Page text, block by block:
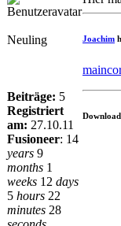
Neuling
Beiträge: 5
Registriert
am: 27.10.11
Fusioneer: 14
years 9
months 1
weeks 12 days
5 hours 22
minutes 28
Joachim